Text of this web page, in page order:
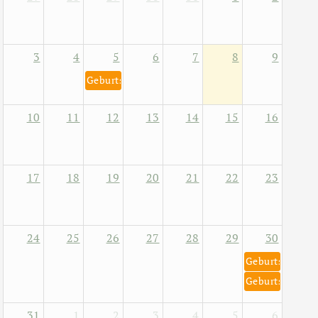
3 4 5
Geburtstag von Helene Fischer 5. August 1984
6 7 8 9
10 11 12 13 14 15 16
17 18 19 20 21 22 23
24 25 26 27 28 29 30
Geburtstag
Geburtstag